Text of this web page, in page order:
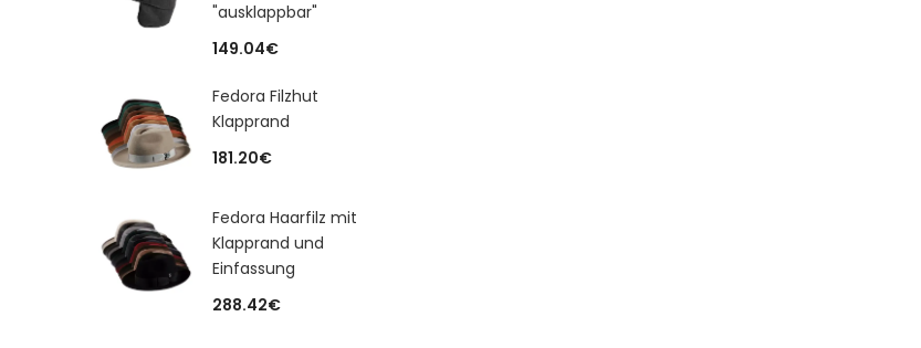
"ausklappbar"
149.04€
Fedora Filzhut
Klapprand
181.20€
Fedora Haarfilz mit
Klapprand und
Einfassung
288.42€